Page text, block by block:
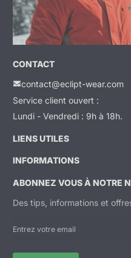
CONTACT
contact@eclipt-wear.com
Service client ouvert :
Lundi - Vendredi : 9h à 18h.
LIENS UTILES
INFORMATIONS
ABONNEZ VOUS À NOTRE
Des tips, informations et
Entrez votre email